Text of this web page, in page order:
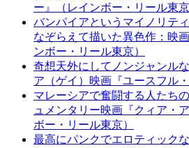
ー』（レインボー・リール東京
バンパイアというマイノリテ
なぞらえて描いた異色作：映
ンボー・リール東京）
奇想天外にしてノンジャンル
ア（ゲイ）映画『ユースフル・
マレーシアで奮闘する人たち
ュメンタリー映画『クィア・
ボー・リール東京）
最高にパンクでエロティック